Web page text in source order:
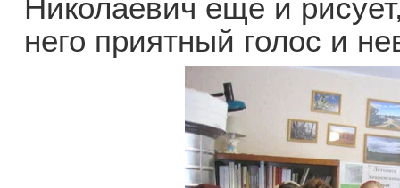
Николаевич еще и
него приятный голос и